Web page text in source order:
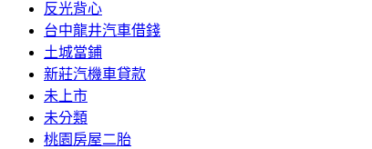
反光背心
台中龍井汽車借錢
土城當鋪
新莊汽機車貸款
未上市
未分類
桃園房屋二胎